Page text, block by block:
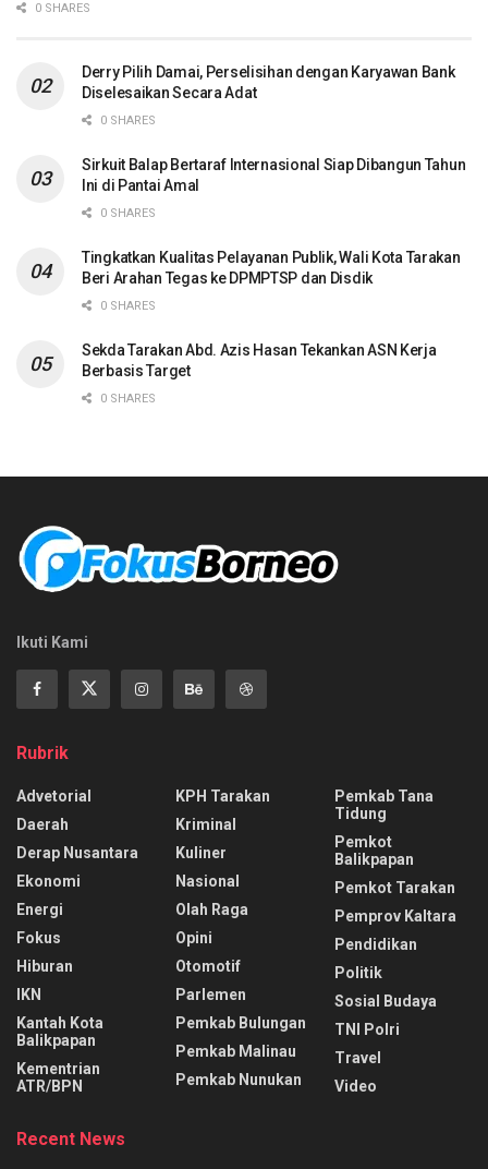
0 SHARES
Derry Pilih Damai, Perselisihan dengan Karyawan Bank
Diselesaikan Secara Adat
0 SHARES
Sirkuit Balap Bertaraf Internasional Siap Dibangun Tahun
Ini di Pantai Amal
0 SHARES
Tingkatkan Kualitas Pelayanan Publik, Wali Kota Tarakan
Beri Arahan Tegas ke DPMPTSP dan Disdik
0 SHARES
Sekda Tarakan Abd. Azis Hasan Tekankan ASN Kerja
Berbasis Target
0 SHARES
Ikuti Kami
Rubrik
Advetorial
Daerah
Derap Nusantara
Ekonomi
Energi
Fokus
Hiburan
IKN
Kantah Kota
Balikpapan
Kementrian
ATR/BPN
KPH Tarakan
Kriminal
Kuliner
Nasional
Olah Raga
Opini
Otomotif
Parlemen
Pemkab Bulungan
Pemkab Malinau
Pemkab Nunukan
Pemkab Tana
Tidung
Pemkot
Balikpapan
Pemkot Tarakan
Pemprov Kaltara
Pendidikan
Politik
Sosial Budaya
TNI Polri
Travel
Video
Recent News